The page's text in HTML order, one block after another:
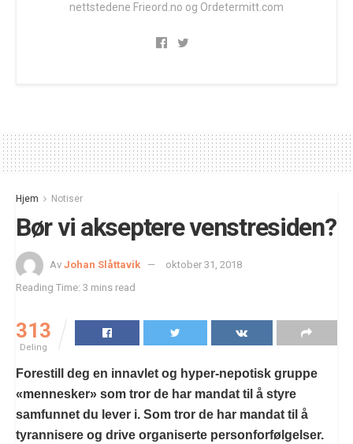
nettstedene Frieord.no og Ordetermitt.com
Hjem Notiser
Bør vi akseptere venstresiden?
Av Johan Slåttavik
oktober 31, 2018
Reading Time: 3 mins read
313
Deling
Forestill deg en innavlet og hyper-nepotisk gruppe
«mennesker» som tror de har mandat til å styre
samfunnet du lever i. Som tror de har mandat til å
tyrannisere og drive organiserte personforfølgelser.